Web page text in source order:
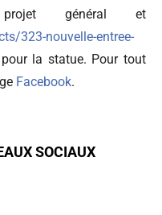
général et
323-nouvelle-entree-
pour la statue. Pour tout
Facebook.
SOCIAUX